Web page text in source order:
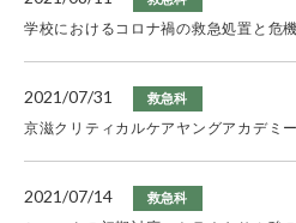
学校におけるコロナ禍の救急処置と危
2021/07/31 救急科
京滋クリティカルケアヤングアカデミ
2021/07/14 救急科